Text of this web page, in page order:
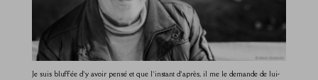
Je suis bluffée d’y avoir pensé et que l’instant d’après, il me le demande de lui-